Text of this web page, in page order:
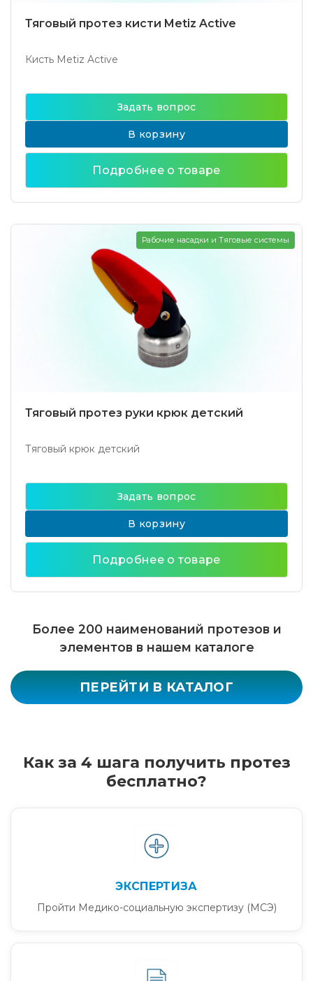
Тяговый протез кисти Metiz Active
Кисть Metiz Active
Задать вопрос
В корзину
Подробнее о товаре
Тяговый протез руки крюк детский
Тяговый крюк детский
Рабочие насадки и Тяговые системы
Задать вопрос
В корзину
Подробнее о товаре
Более 200 наименований протезов и
элементов в нашем каталоге
ПЕРЕЙТИ В КАТАЛОГ
Как за 4 шага получить протез
бесплатно?
ЭКСПЕРТИЗА
Пройти Медико-социальную экспертизу (МСЭ)